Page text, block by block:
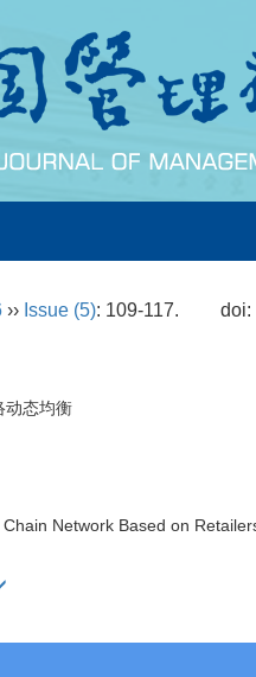
›› Issue (5): 109-117.
doi:
动态均衡
Network Based on